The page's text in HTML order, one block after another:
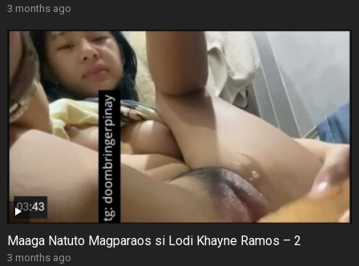
3 months ago
Maaga Natuto Magparaos si Lodi Khayne Ramos – 2
3 months ago